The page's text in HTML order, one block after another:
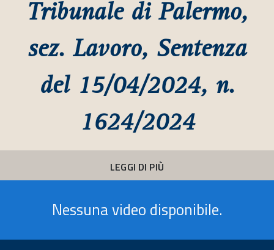
Tribunale di Palermo,
sez. Lavoro, Sentenza
del 15/04/2024, n.
1624/2024
LEGGI DI PIÙ
Nessuna video disponibile.